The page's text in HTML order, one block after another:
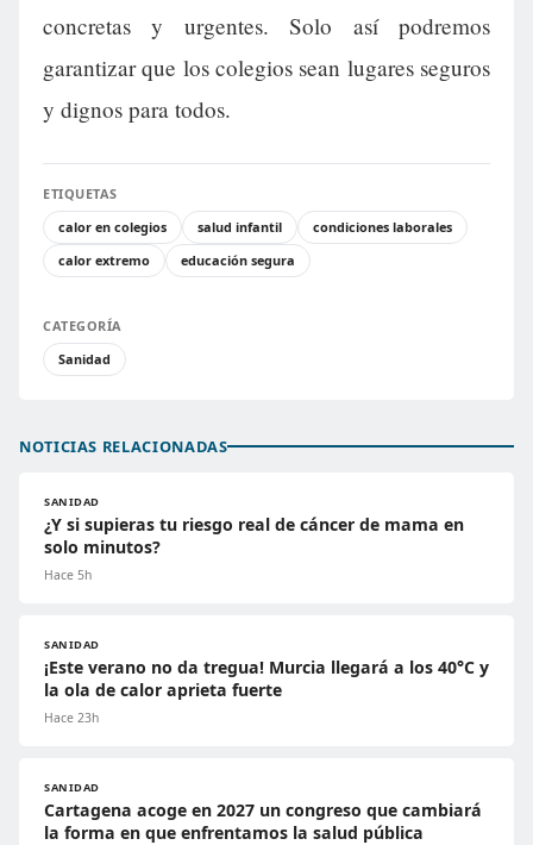
concretas y urgentes. Solo así podremos
garantizar que los colegios sean lugares seguros
y dignos para todos.
ETIQUETAS
calor en colegios
salud infantil
condiciones laborales
calor extremo
educación segura
CATEGORÍA
Sanidad
NOTICIAS RELACIONADAS
SANIDAD
¿Y si supieras tu riesgo real de cáncer de mama en
solo minutos?
Hace 5h
SANIDAD
¡Este verano no da tregua! Murcia llegará a los 40°C y
la ola de calor aprieta fuerte
Hace 23h
SANIDAD
Cartagena acoge en 2027 un congreso que cambiará
la forma en que enfrentamos la salud pública